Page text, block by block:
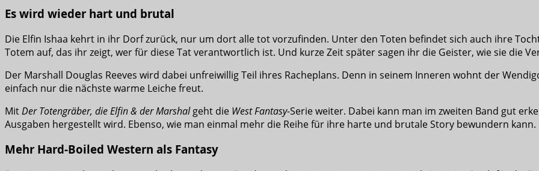
Es wird wieder hart und brutal
Die Elfin Ishaa kehrt in ihr Dorf zurück, nur um dort alle tot vorzufinden. Unter den Toten befindet sich auch ihre
Totem auf, das ihr zeigt, wer für diese Tat verantwortlich ist. Und kurze Zeit später sagen ihr die Geister, wie sie die
Der Marshall Douglas Reeves wird dabei unfreiwillig Teil ihres Racheplans. Denn in seinem Inneren wohnt der
einfach nur die nächste warme Leiche freut.
MitDer Totengräber, die Elfin & der Marshalgeht die West Fantasy-Serie weiter. Dabei kann man im zweiten Band gut
Ausgaben hergestellt wird. Ebenso, wie man einmal mehr die Reihe für ihre harte und brutale Story bewundern kann.
Mehr Hard-Boiled Western als Fantasy